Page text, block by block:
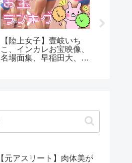
【陸上女子】壹岐いち
こ、インカレお宝映像、
名場面集、早稲田大、立
【元アスリート】肉体美が